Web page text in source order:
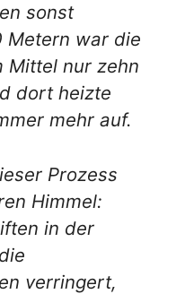
sonst
Metern war die
Mittel nur zehn
dort heizte
mehr auf.
Prozess
Himmel:
in der
verringert,